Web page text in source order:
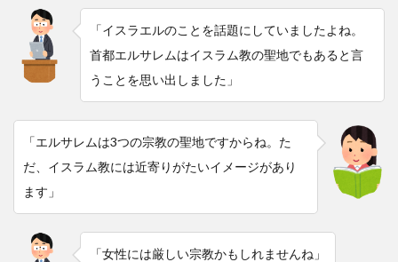
「イスラエルのことを話題にしていましたよね。
首都エルサレムはイスラム教の聖地でもあると言
うことを思い出しました」
「エルサレムは3つの宗教の聖地ですからね。た
だ、イスラム教には近寄りがたいイメージがあり
ます」
「女性には厳しい宗教かもしれませんね」